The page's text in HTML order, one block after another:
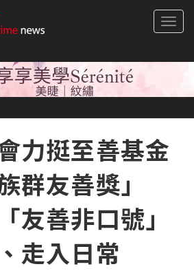
力挺至善基金
群友善獎」
友善非口號」
走入日常